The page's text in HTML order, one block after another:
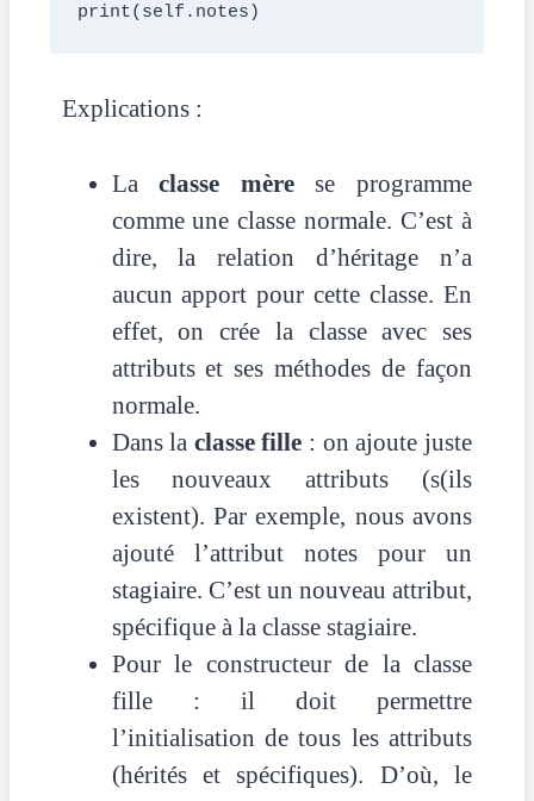
print(self.notes)
Explications :
Laclasse mèrese programme
comme une classe normale. C’est à
dire, la relation d’héritage n’a
aucun apport pour cette classe. En
effet, on crée la classe avec ses
attributs et ses méthodes de façon
normale.
Dans la classe fille : on ajoute juste
les nouveaux attributs (s(ils
existent). Par exemple, nous avons
ajouté l’attribut notes pour un
stagiaire. C’est un nouveau attribut,
spécifique à la classe stagiaire.
Pour le constructeur de la classe
fille : il doit permettre
l’initialisation de tous les attributs
(hérités et spécifiques). D’où, le